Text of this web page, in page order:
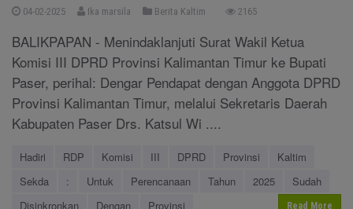
04-02-2025 Ika marsila Berita Kaltim 2165
BALIKPAPAN - Menindaklanjuti Surat Wakil Ketua
Komisi III DPRD Provinsi Kalimantan Timur ke Bupati
Paser, perihal: Dengar Pendapat dengan Anggota DPRD
Provinsi Kalimantan Timur, melalui Sekretaris Daerah
Kabupaten Paser Drs. Katsul Wi ....
Hadiri RDP Komisi III DPRD Provinsi
Kaltim
Sekda
: Untuk Perencanaan Tahun 2025
Sudah
Disinkronkan
Dengan Provinsi Read More